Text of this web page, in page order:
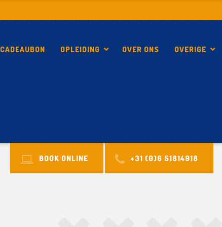
CADEAUBON OPLEIDING OVER ONS OVERIGE
BOOK ONLINE +31 (0)6 51814918